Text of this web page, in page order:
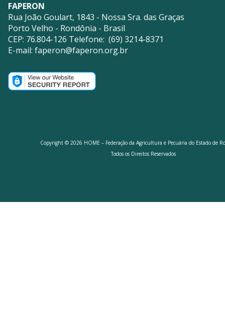
FAPERON
Rua João Goulart, 1843 - Nossa Sra. das Graças
Porto Velho - Rondônia - Brasil
CEP: 76.804-126 Telefone: (69) 3214-8371
E-mail: faperon@faperon.org.br
Copyright © 2026 HOME – Federação da Agricultura e Pecuária do Estado de
Todos os Direitos Reservados